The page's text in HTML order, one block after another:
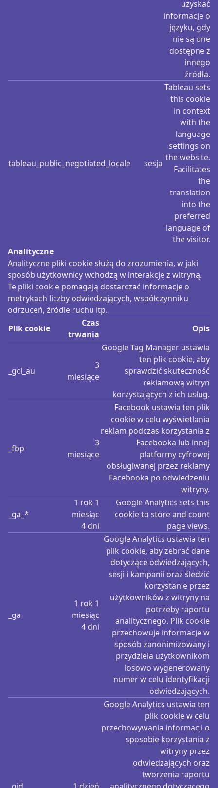
uzyskać
informacje o
języku, gdy
nie są one
dostępne z
innego
źródła.
tableau_public_negotiated_locale sesja
Tableau sets
this cookie
in context
with the
language
settings on
the website.
Facilitates
the
translation
into the
preferred
language of
the visitor.
Analityczne
Analityczne pliki cookie służą do zrozumienia, w jaki
sposób użytkownicy wchodzą w interakcję z witryną.
Te pliki cookie pomagają dostarczać informacje o
metrykach liczby odwiedzających, współczynniku
odrzuceń, źródle ruchu itp.
Plik cookie
Czas
trwania
Opis
_gcl_au
3
miesiące
Google Tag Manager ustawia
ten plik cookie, aby
sprawdzić skuteczność
reklamową witryn
korzystających z ich usług.
_fbp
3
miesiące
Facebook ustawia ten plik
cookie w celu wyświetlania
reklam podczas korzystania z
Facebooka lub innej
platformy cyfrowej
obsługiwanej przez reklamy
Facebooka po odwiedzeniu
witryny.
_ga_*
1 rok 1
miesiąc
4 dni
Google Analytics sets this
cookie to store and count
page views.
_ga
1 rok 1
miesiąc
4 dni
Google Analytics ustawia ten
plik cookie, aby zebrać dane
dotyczące odwiedzających,
sesji i kampanii oraz śledzić
korzystanie przez
użytkowników z witryny na
potrzeby raportu
analitycznego. Plik cookie
przechowuje informacje w
sposób zanonimizowany i
przydziela użytkownikom
losowo wygenerowany
numer w celu identyfikacji
odwiedzających.
Google Analytics ustawia ten
plik cookie w celu
przechowywania informacji o
sposobie korzystania z
witryny przez
odwiedzających oraz
tworzenia raportu